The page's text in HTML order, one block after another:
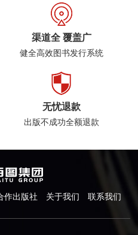
渠道全 覆盖广
健全高效图书发行系统
无忧退款
出版不成功全额退款
作出版社 关于我们 联系我们